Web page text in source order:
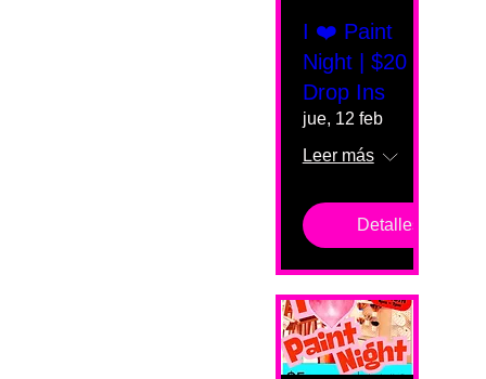
I ❤️ Paint
Night | $20
Drop Ins
jue, 12 feb
Leer más
Detalles